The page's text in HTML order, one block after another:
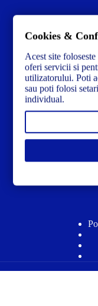
Ai
Contacteză-
Str. Dacia
Cookies &
Acest site
oferi servicii si
utilizatorului. Poti
sau poti folosi
individual.